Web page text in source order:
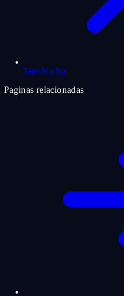
Tarot Sí o No
Paginas relacionadas